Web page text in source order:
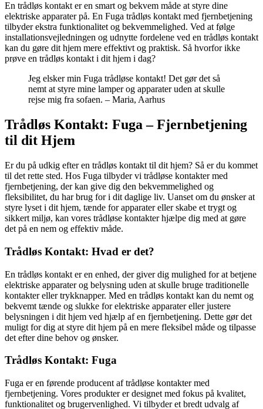
En trådløs kontakt er en smart og bekvem måde at styre dine
elektriske apparater på. En Fuga trådløs kontakt med fjernbetjening
tilbyder ekstra funktionalitet og bekvemmelighed. Ved at følge
installationsvejledningen og udnytte fordelene ved en trådløs kontakt
kan du gøre dit hjem mere effektivt og praktisk. Så hvorfor ikke
prøve en trådløs kontakt i dit hjem i dag?
Jeg elsker min Fuga trådløse kontakt! Det gør det så
nemt at styre mine lamper og apparater uden at skulle
rejse mig fra sofaen. – Maria, Aarhus
Trådløs Kontakt: Fuga – Fjernbetjening
til dit Hjem
Er du på udkig efter en trådløs kontakt til dit hjem? Så er du kommet
til det rette sted. Hos Fuga tilbyder vi trådløse kontakter med
fjernbetjening, der kan give dig den bekvemmelighed og
fleksibilitet, du har brug for i dit daglige liv. Uanset om du ønsker at
styre lyset i dit hjem, tænde for apparater eller skabe et trygt og
sikkert miljø, kan vores trådløse kontakter hjælpe dig med at gøre
det på en nem og effektiv måde.
Trådløs Kontakt: Hvad er det?
En trådløs kontakt er en enhed, der giver dig mulighed for at betjene
elektriske apparater og belysning uden at skulle bruge traditionelle
kontakter eller trykknapper. Med en trådløs kontakt kan du nemt og
bekvemt tænde og slukke for elektriske apparater eller justere
belysningen i dit hjem ved hjælp af en fjernbetjening. Dette gør det
muligt for dig at styre dit hjem på en mere fleksibel måde og tilpasse
det efter dine behov og ønsker.
Trådløs Kontakt: Fuga
Fuga er en førende producent af trådløse kontakter med
fjernbetjening. Vores produkter er designet med fokus på kvalitet,
funktionalitet og brugervenlighed. Vi tilbyder et bredt udvalg af